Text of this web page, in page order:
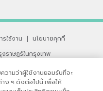
รใช้งาน |
นโยบายคุกกี้
ราษฎร์ในกรุงเทพ
ทพ 10110 ประเทศไทย
การใช้เว็บไซต์ของเรา
ามว่าผู้ใช้งานยอมรับที่จะ
ง ๆ ดังต่อไปนี้ เพื่อให้